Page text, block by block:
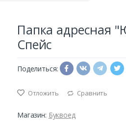
Папка адресная
Спейс
Поделиться:
Отложить Сравнить
Магазин: Буквоед